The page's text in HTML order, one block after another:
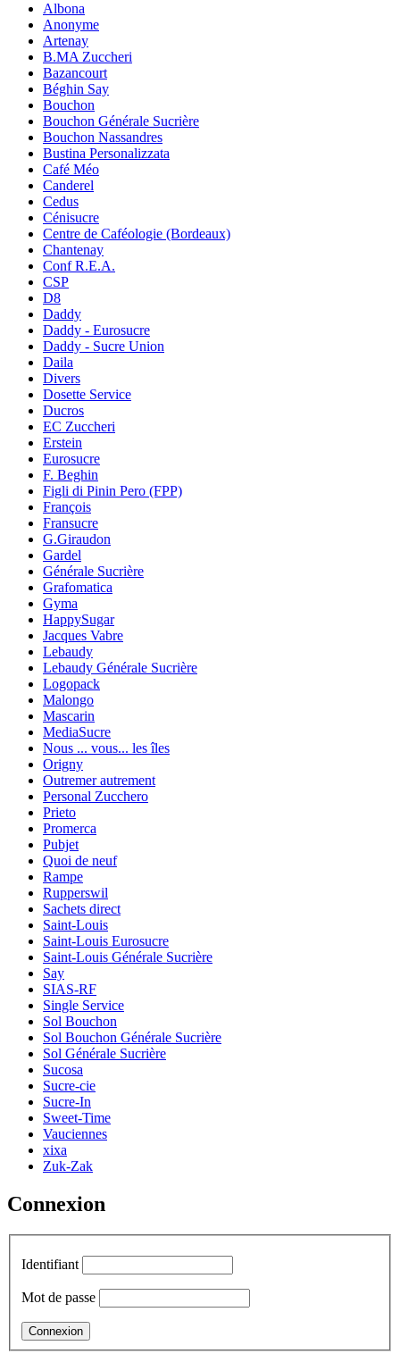
Albona
Anonyme
Artenay
B.MA Zuccheri
Bazancourt
Béghin Say
Bouchon
Bouchon Générale Sucrière
Bouchon Nassandres
Bustina Personalizzata
Café Méo
Canderel
Cedus
Cénisucre
Centre de Caféologie (Bordeaux)
Chantenay
Conf R.E.A.
CSP
D8
Daddy
Daddy - Eurosucre
Daddy - Sucre Union
Daila
Divers
Dosette Service
Ducros
EC Zuccheri
Erstein
Eurosucre
F. Beghin
Figli di Pinin Pero (FPP)
François
Fransucre
G.Giraudon
Gardel
Générale Sucrière
Grafomatica
Gyma
HappySugar
Jacques Vabre
Lebaudy
Lebaudy Générale Sucrière
Logopack
Malongo
Mascarin
MediaSucre
Nous ... vous... les îles
Origny
Outremer autrement
Personal Zucchero
Prieto
Promerca
Pubjet
Quoi de neuf
Rampe
Rupperswil
Sachets direct
Saint-Louis
Saint-Louis Eurosucre
Saint-Louis Générale Sucrière
Say
SIAS-RF
Single Service
Sol Bouchon
Sol Bouchon Générale Sucrière
Sol Générale Sucrière
Sucosa
Sucre-cie
Sucre-In
Sweet-Time
Vauciennes
xixa
Zuk-Zak
Connexion
Identifiant
Mot de passe